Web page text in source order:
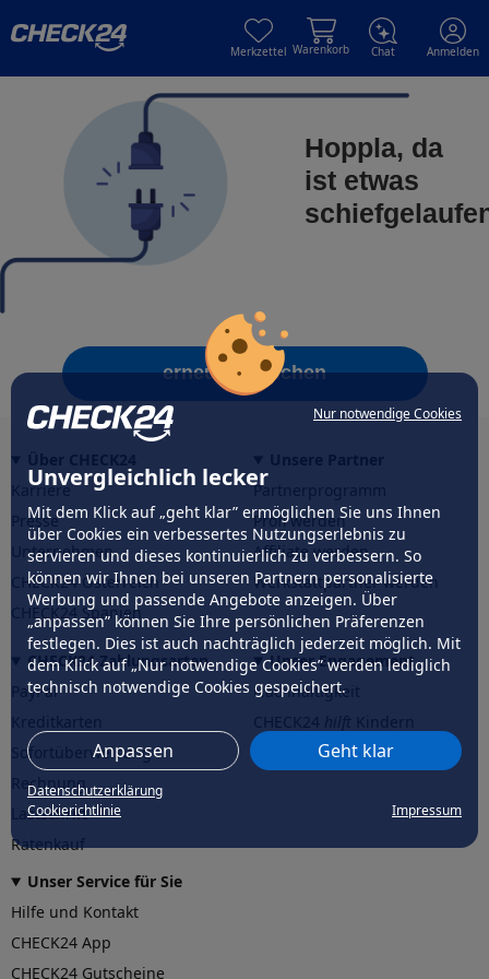
Nur notwendige Cookies
Unvergleichlich lecker
Mit dem Klick auf „geht klar” ermöglichen Sie uns Ihnen
über Cookies ein verbessertes Nutzungserlebnis zu
servieren und dieses kontinuierlich zu verbessern. So
können wir Ihnen bei unseren Partnern personalisierte
Werbung und passende Angebote anzeigen. Über
„anpassen” können Sie Ihre persönlichen Präferenzen
festlegen. Dies ist auch nachträglich jederzeit möglich. Mit
dem Klick auf „Nur notwendige Cookies” werden lediglich
technisch notwendige Cookies gespeichert.
Anpassen Geht klar
Datenschutzerklärung
Cookierichtlinie
Impressum
Merkzettel Warenkorb Chat Anmelden
Hoppla, da
ist etwas
erneut versuchen
Karriere
Presse
Unternehmen
CHECK24 Österreich
CHECK24 Spanien
Partnerprogramm
Profi werden
Affiliate werden
Werkstattpartner werden
CHECK24 Zahlungsarten
PayPal
Sofortüberweisung
Rechnung
Lastschrift
Ratenkauf
Unser Engagement
Nachhaltigkeit
CHECK24hilftder Natur
Unser Service für Sie
Hilfe und Kontakt
CHECK24 App
CHECK24 Gutscheine